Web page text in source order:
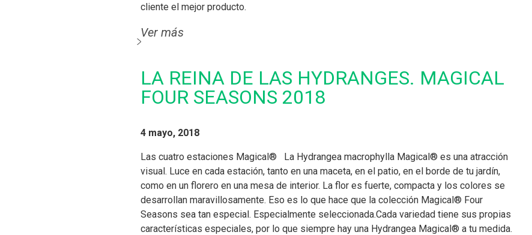
cliente el mejor producto.
Ver más
LA REINA DE LAS HYDRANGES. MAGICAL
FOUR SEASONS 2018
4 mayo, 2018
Las cuatro estaciones Magical® La Hydrangea macrophylla Magical® es una atracción
visual. Luce en cada estación, tanto en una maceta, en el patio, en el borde de tu jardín,
como en un florero en una mesa de interior. La flor es fuerte, compacta y los colores se
desarrollan maravillosamente. Eso es lo que hace que la colección Magical® Four
Seasons sea tan especial. Especialmente seleccionada.Cada variedad tiene sus propias
características especiales, por lo que siempre hay una Hydrangea Magical® a tu medida.